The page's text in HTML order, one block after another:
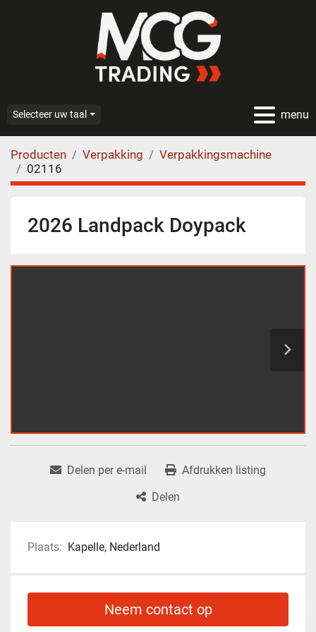
menu
Selecteer uw taal
Producten Verpakking
Verpakkingsmachine
02116
2026 Landpack Doypack
Delen per e-mail
Afdrukken listing
Delen
Plaats: Kapelle, Nederland
Neem contact op